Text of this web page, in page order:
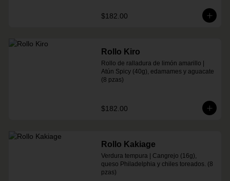
$182.00
Rollo Kiro
Rollo de ralladura de limón amarillo |
Atún Spicy (40g), edamames y aguacate
(8 pzas)
$182.00
Rollo Kakiage
Verdura tempura | Cangrejo (16g),
queso Philadelphia y chiles toreados. (8
pzas)